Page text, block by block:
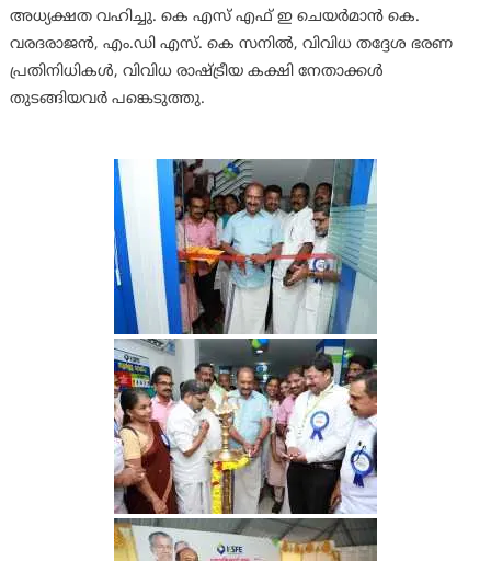
അധ്യക്ഷത വഹിച്ചു. കെ എസ് എഫ് ഇ ചെയർമാൻ കെ.
വരദരാജൻ, എം.ഡി എസ്. കെ സനിൽ, വിവിധ തദ്ദേശ ഭരണ
പ്രതിനിധികൾ, വിവിധ രാഷ്ട്രീയ കക്ഷി നേതാക്കൾ
തുടങ്ങിയവർ പങ്കെടുത്തു.